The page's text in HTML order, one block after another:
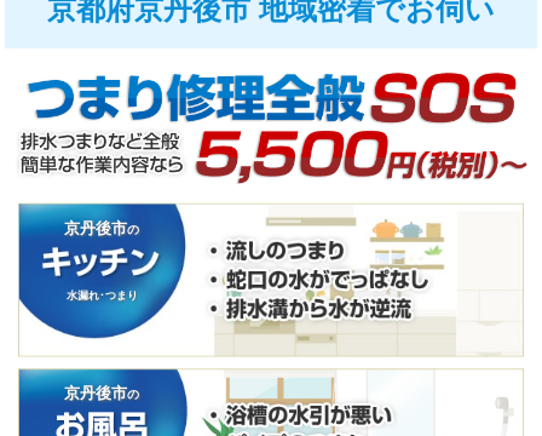
京都府京丹後市 地域密着でお伺い
京丹後市の
水漏れ･つまり
京丹後市の